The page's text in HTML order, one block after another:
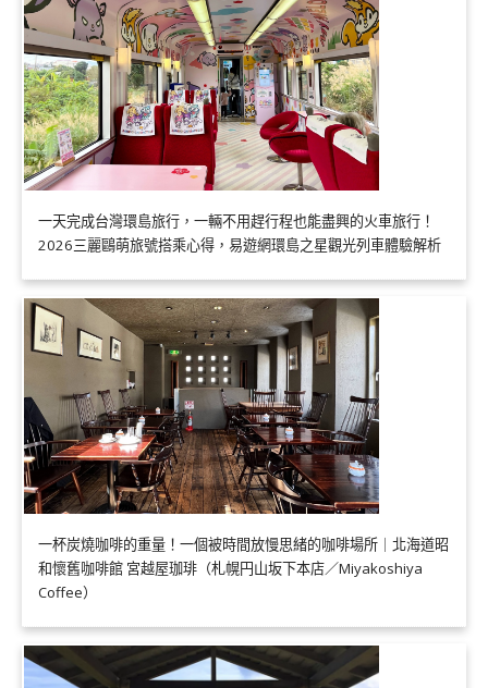
一天完成台灣環島旅行，一輛不用趕行程也能盡興的火車旅行！
2026三麗鷗萌旅號搭乘心得，易遊網環島之星觀光列車體驗解析
一杯炭燒咖啡的重量！一個被時間放慢思緒的咖啡場所｜北海道昭
和懷舊咖啡館 宮越屋珈琲（札幌円山坂下本店／Miyakoshiya
Coffee）